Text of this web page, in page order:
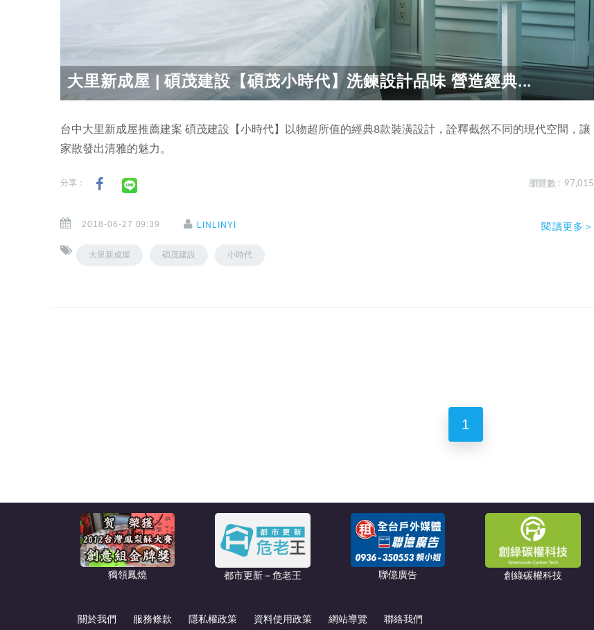
大里新成屋 | 碩茂建設【碩茂小時代】洗鍊設計品味 營造經典...
台中大里新成屋推薦建案 碩茂建設【小時代】以物超所值的經典8款裝潢設計，詮釋截然不同的現代空間，讓
家散發出清雅的魅力。
分享： 瀏覽數 : 97,015
2018-06-27 09:39 LINLINYI
大里新成屋 碩茂建設 小時代
閱讀更多＞
1
獨領鳳燒 都市更新－危老王 聯億廣告 創綠碳權科技
關於我們 服務條款 隱私權政策 資料使用政策 網站導覽 聯絡我們